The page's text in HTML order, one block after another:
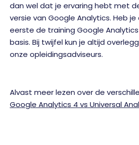
dan wel dat je ervaring hebt met
versie van Google Analytics. Heb
eerste de training Google Analytics
basis. Bij twijfel kun je altijd
onze opleidingsadviseurs.
Alvast meer lezen over de
Google Analytics 4 vs Universal